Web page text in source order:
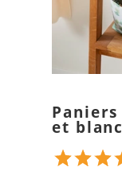
et blanc